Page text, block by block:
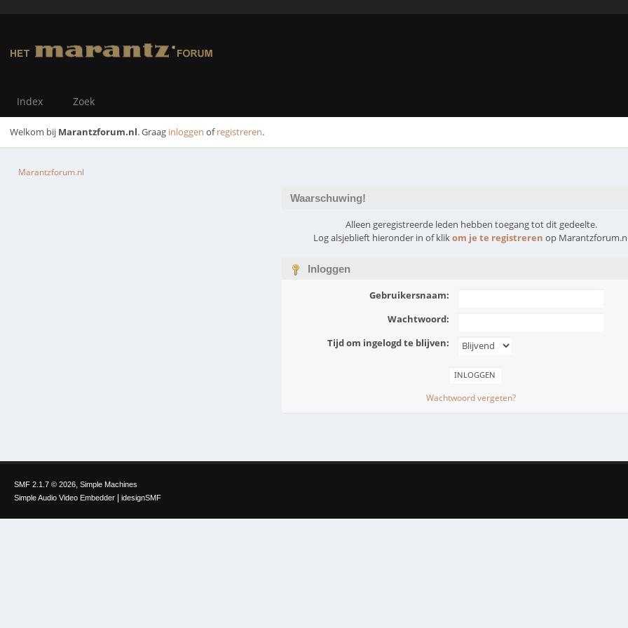
Index Zoek
Welkom bij Marantzforum.nl. Graag inloggen ofregistreren.
Marantzforum.nl
Waarschuwing!
Alleen geregistreerde leden hebben toegang tot dit gedeelte.
Log alsjeblieft hieronder in of klikom je te registreren op
Inloggen
Gebruikersnaam:
Wachtwoord:
Tijd om ingelogd te blijven:
Wachtwoord vergeten?
SMF 2.1.7 © 2026, Simple Machines
Simple Audio Video Embedder
idesignSMF